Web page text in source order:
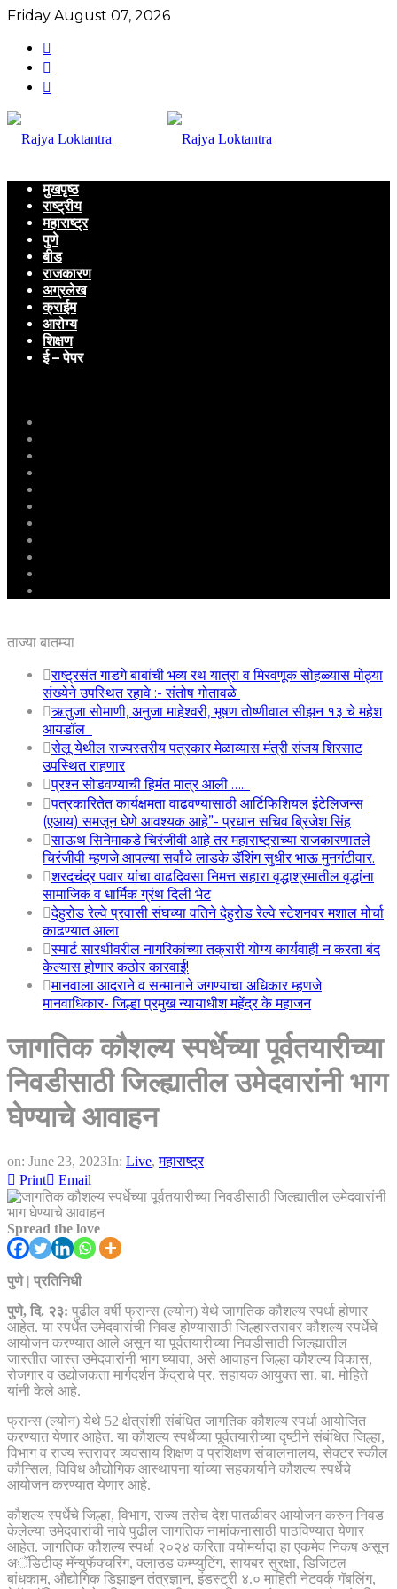
Friday August 07, 2026
मुखपृष्ठ
राष्ट्रीय
महाराष्ट्र
पुणे
बीड
राजकारण
अग्रलेख
क्राईम
आरोग्य
शिक्षण
ई – पेपर
ताज्या बातम्या
राष्ट्रसंत गाडगे बाबांची भव्य रथ यात्रा व मिरवणूक सोहळ्यास मोठ्या
संख्येने उपस्थित रहावे :- संतोष गोतावळे
ऋतुजा सोमाणी, अनुजा माहेश्वरी, भूषण तोष्णीवाल सीझन १३ चे महेश
आयडॉल
सेलू येथील राज्यस्तरीय पत्रकार मेळाव्यास मंत्री संजय शिरसाट
उपस्थित राहणार
प्रश्न सोडवण्याची हिमंत मात्र आली …..
पत्रकारितेत कार्यक्षमता वाढवण्यासाठी आर्टिफिशियल इंटेलिजन्स
(एआय) समजून घेणे आवश्यक आहे”- प्रधान सचिव ब्रिजेश सिंह
साऊथ सिनेमाकडे चिरंजीवी आहे तर महाराष्ट्राच्या राजकारणातले
चिरंजीवी म्हणजे आपल्या सर्वांचे लाडके डॅशिंग सुधीर भाऊ मुनगंटीवार.
शरदचंद्र पवार यांचा वाढदिवसा निमत्त सहारा वृद्धाश्रमातील वृद्धांना
सामाजिक व धार्मिक ग्रंथ दिली भेट
देहुरोड रेल्वे प्रवासी संघच्या वतिने देहुरोड रेल्वे स्टेशनवर मशाल मोर्चा
काढण्यात आला
स्मार्ट सारथीवरील नागरिकांच्या तक्रारी योग्य कार्यवाही न करता बंद
केल्यास होणार कठोर कारवाई!
मानवाला आदराने व सन्मानाने जगण्याचा अधिकार म्हणजे
मानवाधिकार- जिल्हा प्रमुख न्यायाधीश महेंद्र के महाजन
जागतिक कौशल्य स्पर्धेच्या पूर्वतयारीच्या
निवडीसाठी जिल्ह्यातील उमेदवारांनी भाग
घेण्याचे आवाहन
on: June 23, 2023In: Live,महाराष्ट्र
Print
Email
Spread the love
पुणे | प्रतिनिधी
पुणे, दि. २३: पुढील वर्षी फ्रान्स (ल्योन) येथे जागतिक कौशल्य स्पर्धा होणार
आहेत. या स्पर्धेत उमेदवारांची निवड होण्यासाठी जिल्हास्तरावर कौशल्य स्पर्धेचे
आयोजन करण्यात आले असून या पूर्वतयारीच्या निवडीसाठी जिल्ह्यातील
जास्तीत जास्त उमेदवारांनी भाग घ्यावा, असे आवाहन जिल्हा कौशल्य विकास,
रोजगार व उद्योजकता मार्गदर्शन केंद्राचे प्र. सहायक आयुक्त सा. बा. मोहिते
यांनी केले आहे.
फ्रान्स (ल्योन) येथे 52 क्षेत्रांशी संबंधित जागतिक कौशल्य स्पर्धा आयोजित
करण्यात येणार आहेत. या कौशल्य स्पर्धेच्या पूर्वतयारीच्या दृष्टीने संबंधित जिल्हा,
विभाग व राज्य स्तरावर व्यवसाय शिक्षण व प्रशिक्षण संचालनालय, सेक्टर स्कील
कौन्सिल, विविध औद्योगिक आस्थापना यांच्या सहकार्याने कौशल्य स्पर्धेचे
आयोजन करण्यात येणार आहे.
कौशल्य स्पर्धेचे जिल्हा, विभाग, राज्य तसेच देश पातळीवर आयोजन करुन निवड
केलेल्या उमेदवारांची नावे पुढील जागतिक नामांकनासाठी पाठविण्यात येणार
आहेत. जागतिक कौशल्य स्पर्धा २०२४ करिता वयोमर्यादा हा एकमेव निकष असून
अॅडिटीव्ह मॅन्युफॅक्चरिंग, क्लाउड कम्प्युटिंग, सायबर सुरक्षा, डिजिटल
बांधकाम, औद्योगिक डिझाइन तंत्रज्ञान, इंडस्ट्री ४.० माहिती नेटवर्क गॅबलिंग,